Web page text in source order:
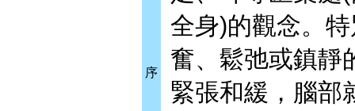
序
全身)的觀念。
奮、鬆弛或鎮靜
緊張和緩，腦部